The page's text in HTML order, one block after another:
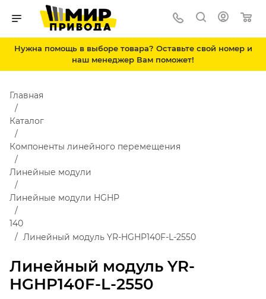
Нужна помощь в выборе товара? Оставьте свой номер и
наш менеджер Вам поможет!
Линейный модуль YR-
HGHP140F-L-2550
Главная
Каталог
Компоненты линейного перемещения
Линейные модули
Линейные модули HGHP
140
Линейный модуль YR-HGHP140F-L-2550